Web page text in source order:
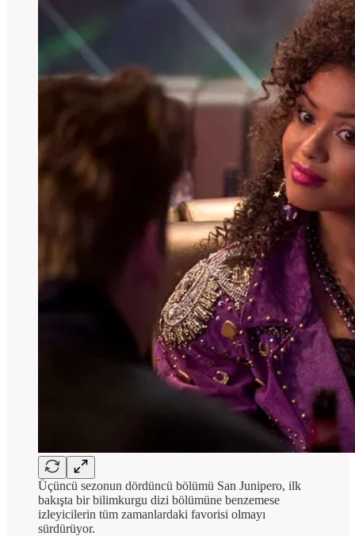
Üçüncü sezonun dördüncü bölümü San Junipero, ilk
bakışta bir bilimkurgu dizi bölümüne benzemese
izleyicilerin tüm zamanlardaki favorisi olmayı
sürdürüyor.